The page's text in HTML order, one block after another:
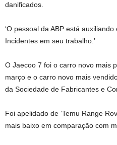
danificados.
‘O pessoal da ABP está
Incidentes em seu trabalho.’
O Jaecoo 7 foi o carro novo mais
março e o carro novo mais
da Sociedade de Fabricantes e
Foi apelidado de ‘Temu Range
mais baixo em comparação com